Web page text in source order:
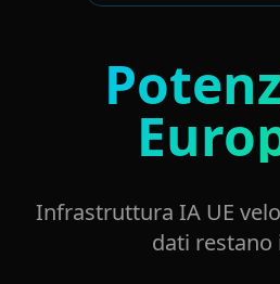
Infrastruttura IA UE
dati restano